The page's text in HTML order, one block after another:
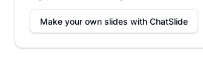
Make your own slides with ChatSlide